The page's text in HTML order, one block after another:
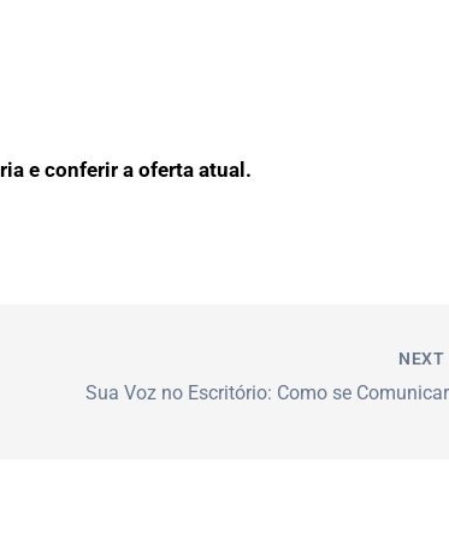
e conferir a oferta atual.
NEXT